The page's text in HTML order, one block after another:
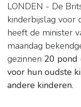
LONDEN - De
kinderbijslag voor
heeft de minister
maandag
gezinnen 20 pond
voor hun oudste
andere kinderen.